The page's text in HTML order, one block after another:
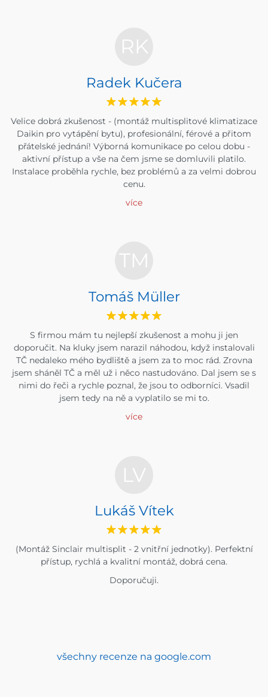
RK
Radek Kučera
Velice dobrá zkušenost - (montáž multisplitové klimatizace
Daikin pro vytápění bytu), profesionální, férové a přitom
přátelské jednání! Výborná komunikace po celou dobu -
aktivní přístup a vše na čem jsme se domluvili platilo.
Instalace proběhla rychle, bez problémů a za velmi dobrou
cenu.
více
TM
Tomáš Müller
S firmou mám tu nejlepší zkušenost a mohu ji jen
doporučit. Na kluky jsem narazil náhodou, když instalovali
TČ nedaleko mého bydliště a jsem za to moc rád. Zrovna
jsem sháněl TČ a měl už i něco nastudováno. Dal jsem se s
nimi do řeči a rychle poznal, že jsou to odborníci. Vsadil
jsem tedy na ně a vyplatilo se mi to.
více
LV
Lukáš Vítek
(Montáž Sinclair multisplit - 2 vnitřní jednotky). Perfektní
přístup, rychlá a kvalitní montáž, dobrá cena.
Doporučuji.
všechny recenze na google.com